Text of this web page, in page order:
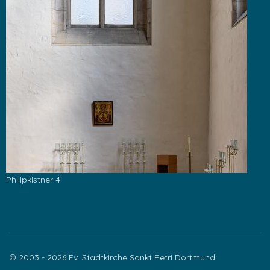
Philipkistner 4
© 2003 - 2026 Ev. Stadtkirche Sankt Petri Dortmund